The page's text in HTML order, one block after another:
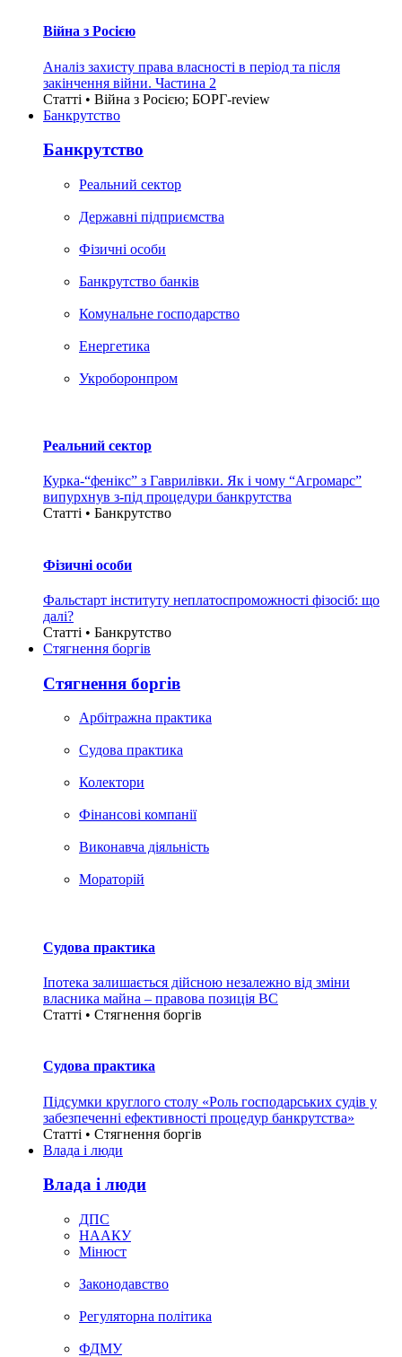
Війна з Росією
Аналіз захисту права власності в період та після
закінчення війни. Частина 2
Статті • Війна з Росією; БОРГ-review
Банкрутство
Банкрутство
Реальний сектор
Державні підприємства
Фізичні особи
Банкрутство банків
Комунальне господарство
Енергетика
Укроборонпром
Реальний сектор
Курка-“фенікс” з Гаврилівки. Як і чому “Агромарс”
випурхнув з-під процедури банкрутства
Статті • Банкрутство
Фізичні особи
Фальстарт інституту неплатоспроможності фізосіб: що
далі?
Статті • Банкрутство
Стягнення боргiв
Стягнення боргiв
Арбітражна практика
Судова практика
Колектори
Фінансові компанії
Виконавча діяльність
Мораторій
Судова практика
Іпотека залишається дійсною незалежно від зміни
власника майна – правова позиція ВС
Статті • Стягнення боргiв
Судова практика
Підсумки круглого столу «Роль господарських судів у
забезпеченні ефективності процедур банкрутства»
Статті • Стягнення боргiв
Влада i люди
Влада i люди
ДПС
НААКУ
Мінюст
Законодавство
Регуляторна політика
ФДМУ